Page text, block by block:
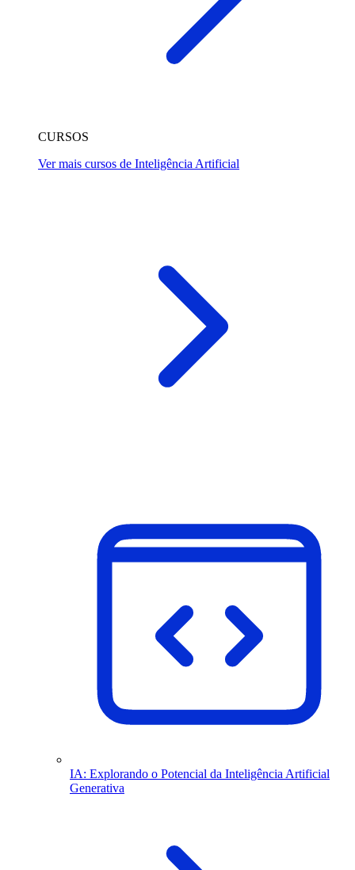
CURSOS
Ver mais cursos de Inteligência Artificial
IA: Explorando o Potencial da Inteligência Artificial
Generativa